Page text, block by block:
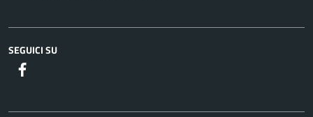
SEGUICI SU